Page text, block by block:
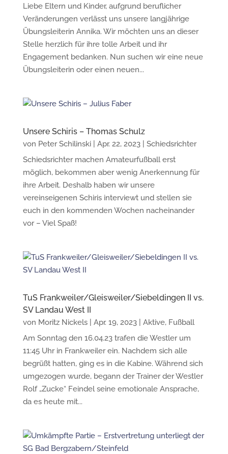
Liebe Eltern und Kinder, aufgrund beruflicher
Veränderungen verlässt uns unsere langjährige
Übungsleiterin Annika. Wir möchten uns an dieser
Stelle herzlich für ihre tolle Arbeit und ihr
Engagement bedanken. Nun suchen wir eine neue
Übungsleiterin oder einen neuen...
Unsere Schiris – Thomas Schulz
von Peter Schilinski| Apr. 22, 2023| Schiedsrichter
Schiedsrichter machen Amateurfußball erst
möglich, bekommen aber wenig Anerkennung für
ihre Arbeit. Deshalb haben wir unsere
vereinseigenen Schiris interviewt und stellen sie
euch in den kommenden Wochen nacheinander
vor – Viel Spaß!
TuS Frankweiler/Gleisweiler/Siebeldingen II vs.
SV Landau West II
von Moritz Nickels| Apr. 19, 2023| Aktive, Fußball
Am Sonntag den 16.04.23 trafen die Westler um
11:45 Uhr in Frankweiler ein. Nachdem sich alle
begrüßt hatten, ging es in die Kabine. Während sich
umgezogen wurde, begann der Trainer der Westler
Rolf „Zucke“ Feindel seine emotionale Ansprache,
da es heute mit...